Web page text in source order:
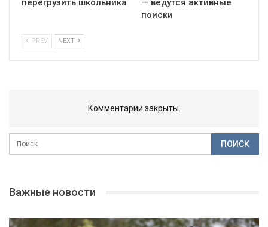
перегрузить школьника
— ведутся активные
поиски
PREV NEXT
Комментарии закрыты.
Важные новости